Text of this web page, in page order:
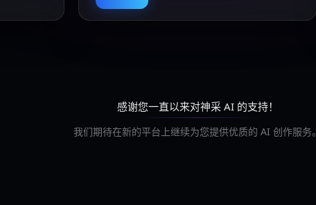
感谢您一直以来对神采 AI 的支持！
我们期待在新的平台上继续为您提供优质的 AI 创作服务。